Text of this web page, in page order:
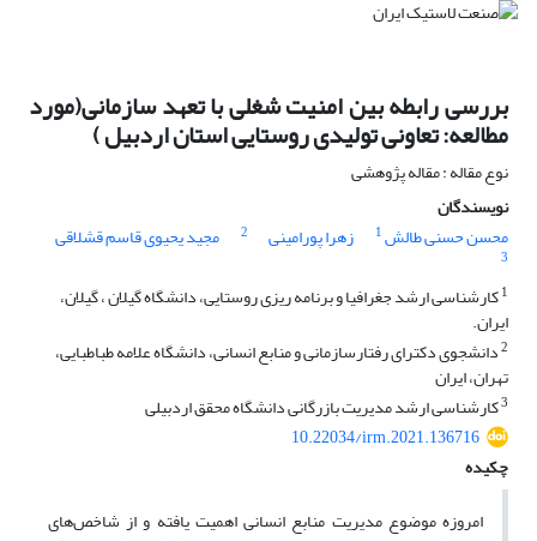
بررسی رابطه بین امنیت شغلی با تعهد سازمانی(مورد
مطالعه: تعاونی تولیدی روستایی استان اردبیل )
نوع مقاله : مقاله پژوهشی
نویسندگان
محسن حسنی طالش1 زهرا پورامینی 2 مجید یحیوی قاسم قشلاقی
3
1کارشناسی ارشد جغرافیا و برنامه ریزی روستایی، دانشگاه گیلان ، گیلان،
ایران.
2دانشجوی دکترای رفتارسازمانی و منابع انسانی، دانشگاه علامه طباطبایی،
تهران، ایران
3کارشناسی ارشد مدیریت بازرگانی دانشگاه محقق اردبیلی
10.22034/irm.2021.136716
چکیده
امروزه موضوع مدیریت منابع انسانی اهمیت یافته و از شاخص‌های